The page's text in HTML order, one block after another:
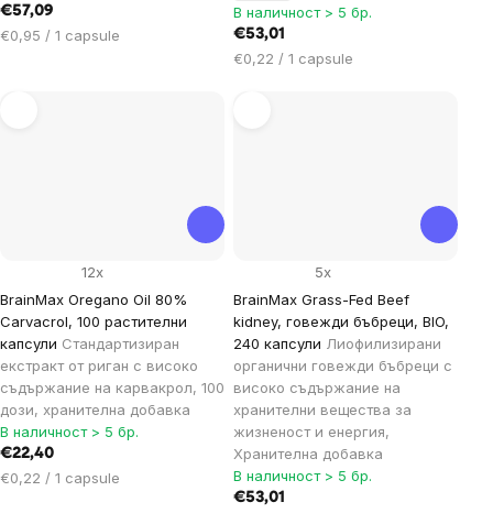
€57,09
Цена
€0,95 / 1 capsule
В наличност > 5 бр.
€53,01
Цена
€0,22 / 1 capsule
BrainMax Oregano Oil 80%
Carvacrol, 100 растителни
капсули Стандартизиран
екстракт от риган с високо
съдържание на карвакрол, 100
дози, хранителна добавка
12x
В наличност > 5 бр.
€22,40
Цена
€0,22 / 1 capsule
BrainMax Grass-Fed Beef
kidney, говежди бъбреци, BIO,
240 капсули Лиофилизирани
органични говежди бъбреци с
високо съдържание на
хранителни вещества за
жизненост и енергия,
Хранителна добавка
5x
В наличност > 5 бр.
€53,01